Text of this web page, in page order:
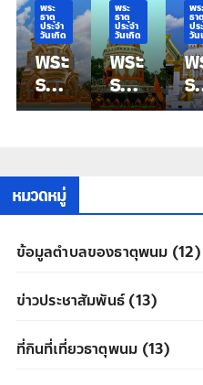
พระ
ธาตุ
ประจำ
วันเกิด
พระ
ธาตุ
ประ
เกิด
วัน
เสา
ร์
พระ
ธาตุ
นคร
ประจำ
วันเกิด
พระ
ธาตุ
ประ
ศุกร์
พระ
ธาตุ
ท่าอุ
เทน
ธาตุ
ประจำ
วันเกิด
พระ
ธาตุ
ประ
พฤ
หัสบ
ดี
สิทธิ์
หมวดหมู่
ข้อมูลตำบลของธาตุพนม (12)
ข่าวประชาสัมพันธ์(13)
ที่กินที่เที่ยวธาตุพนม (13)